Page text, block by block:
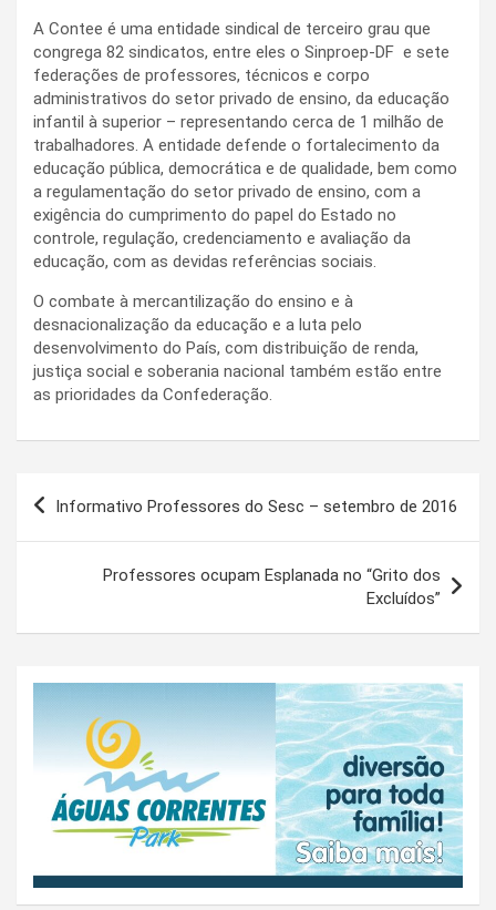
A Contee é uma entidade sindical de terceiro grau que
congrega 82 sindicatos, entre eles o Sinproep-DF e sete
federações de professores, técnicos e corpo
administrativos do setor privado de ensino, da educação
infantil à superior – representando cerca de 1 milhão de
trabalhadores. A entidade defende o fortalecimento da
educação pública, democrática e de qualidade, bem como
a regulamentação do setor privado de ensino, com a
exigência do cumprimento do papel do Estado no
controle, regulação, credenciamento e avaliação da
educação, com as devidas referências sociais.
O combate à mercantilização do ensino e à
desnacionalização da educação e a luta pelo
desenvolvimento do País, com distribuição de renda,
justiça social e soberania nacional também estão entre
as prioridades da Confederação.
Navegação
Informativo Professores do Sesc – setembro de 2016
Professores ocupam Esplanada no “Grito dos
Excluídos”